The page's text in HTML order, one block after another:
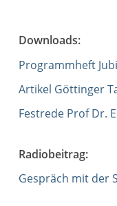
Downloads:
Programmheft
Artikel Göttinger
Festrede Prof Dr.
Radiobeitrag:
Gespräch mit der